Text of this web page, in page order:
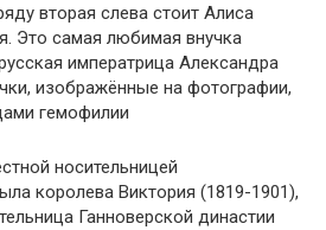
вторая слева стоит Алиса
Это самая любимая внучка
императрица Александра
изображённые на фотографии,
гемофилии
носительницей
королева Виктория (1819-1901),
Ганноверской династии